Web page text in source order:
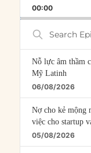
RATE
00:00
Search
Episodes
Nỗ lực âm thầm
Mỹ Latinh
06/08/2026
Nợ cho kẻ mộng
việc cho startup
05/08/2026